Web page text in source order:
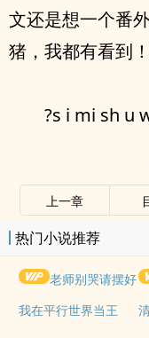
文还是想一个番
猪，我都有看到！
?s i mi sh u
上一章
热门小说推荐
老师别哭请摆好
我在平行世界当王